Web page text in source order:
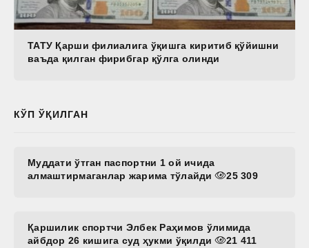
ТАТУ Қарши филиалига ўқишга киритиб қўйишни
ваъда қилган фирибгар қўлга олинди
КЎП ЎҚИЛГАН
Муддати ўтган паспортни 1 ой ичида
алмаштирмаганлар жарима тўлайди
25 309
Қаршилик спортчи Элбек Раҳимов ўлимида
айбдор 26 кишига суд ҳукми ўқилди
21 411